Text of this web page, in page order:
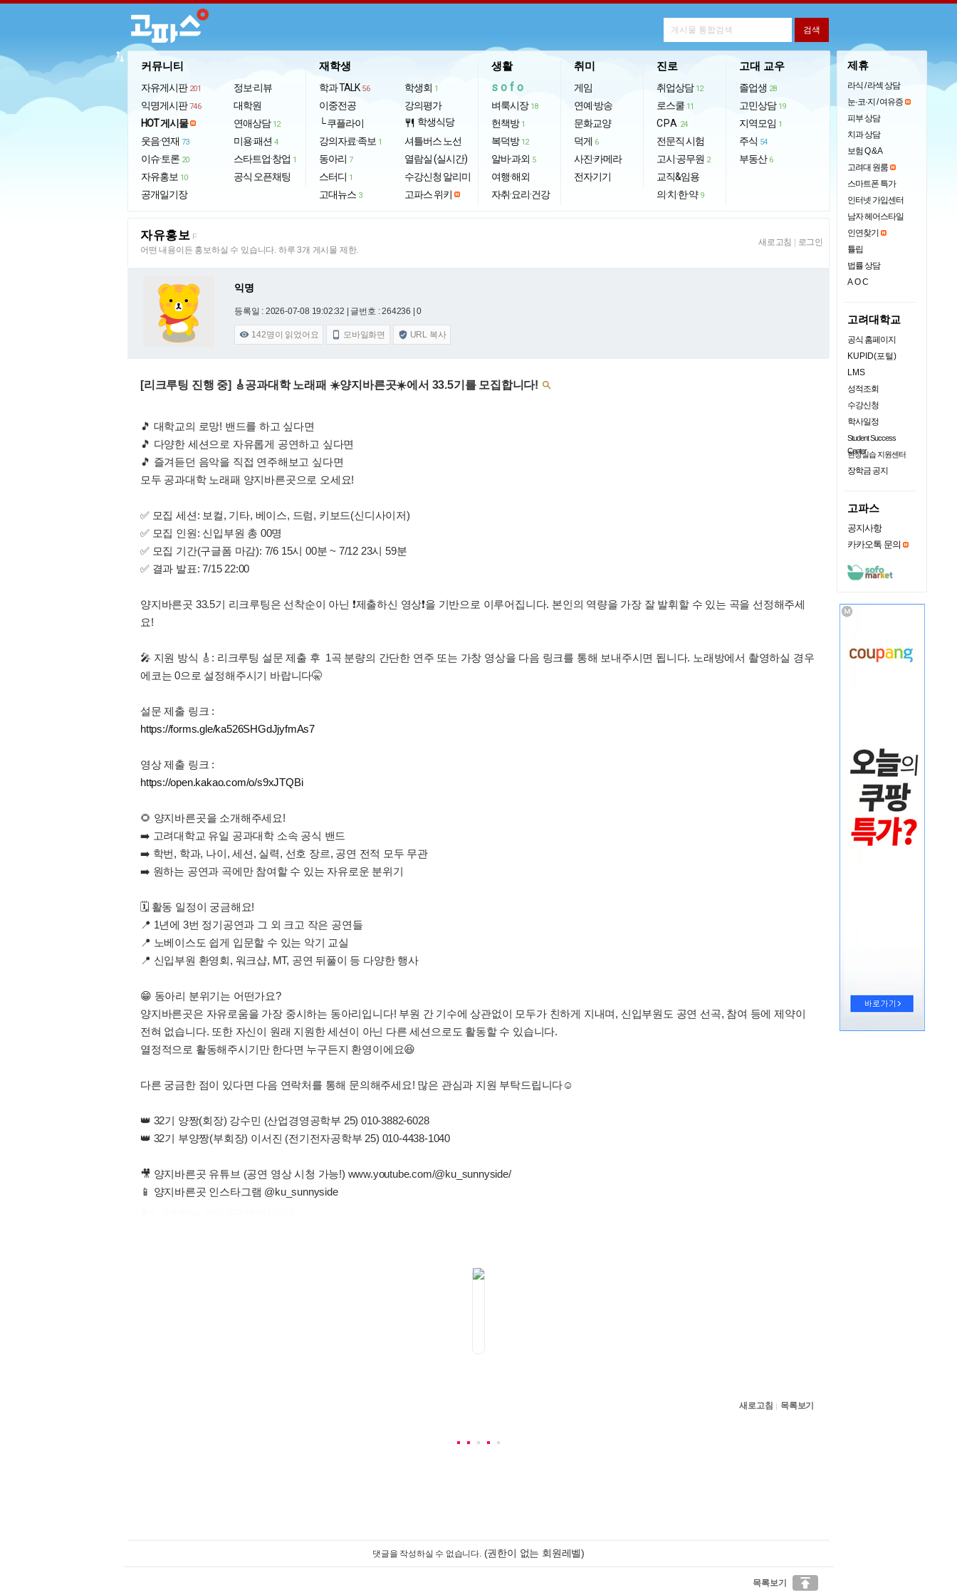
커뮤니티
자유게시판 201
익명게시판 746
HOT 게시물
웃음·연재 73
이슈·토론 20
자유홍보 10
공개일기장
정보·리뷰
대학원
연애상담 12
미용·패션 4
스타트업·창업 1
공식 오픈채팅
재학생
학과 TALK 56
이중전공
└ 쿠플라이
강의자료·족보 1
동아리 7
스터디 1
고대뉴스 3
학생회 1
강의평가
restaurant 학생식당
셔틀버스 노선
열람실 (실시간)
수강신청 알리미
고파스 위키
생활
sofo
벼룩시장 18
헌책방 1
복덕방 12
알바·과외 5
여행·해외
자취·요리·건강
취미
게임
연예·방송
문화교양
덕게 6
사진·카메라
전자기기
진로
취업상담 12
로스쿨 11
CPA 24
전문직 시험
고시·공무원 2
교직&임용
의·치·한·약 9
고대 교우
졸업생 28
고민상담 19
지역모임 1
주식 54
부동산 6
import_export
자유홍보 F
어떤 내용이든 홍보하실 수 있습니다. 하루 3개 게시물 제한.
새로고침 로그인
익명
등록일 : 2026-07-08 19:02:32 | 글번호 : 264236 | 0
 142명이 읽었어요  모바일화면  URL 복사
[리크루팅 진행 중] 🎸공과대학 노래패 ☀️양지바른곳☀️에서 33.5기를 모집합니다! 
🎵 대학교의 로망! 밴드를 하고 싶다면
🎵 다양한 세션으로 자유롭게 공연하고 싶다면
🎵 즐겨듣던 음악을 직접 연주해보고 싶다면
모두 공과대학 노래패 양지바른곳으로 오세요!
✅ 모집 세션: 보컬, 기타, 베이스, 드럼, 키보드(신디사이저)
✅ 모집 인원: 신입부원 총 00명
✅ 모집 기간(구글폼 마감): 7/6 15시 00분 ~ 7/12 23시 59분
✅ 결과 발표: 7/15 22:00
양지바른곳 33.5기 리크루팅은 선착순이 아닌 ❗제출하신 영상❗을 기반으로 이루어집니다. 본인의 역량을 가장 잘 발휘할 수 있는 곡을 선정해주세
요!
🎤 지원 방식 🎸: 리크루팅 설문 제출 후 1곡 분량의 간단한 연주 또는 가창 영상을 다음 링크를 통해 보내주시면 됩니다. 노래방에서 촬영하실 경우
에코는 0으로 설정해주시기 바랍니다🤫
설문 제출 링크 :
https://forms.gle/ka526SHGdJjyfmAs7
영상 제출 링크 :
https://open.kakao.com/o/s9xJTQBi
🌻 양지바른곳을 소개해주세요!
➡️ 고려대학교 유일 공과대학 소속 공식 밴드
➡️ 학번, 학과, 나이, 세션, 실력, 선호 장르, 공연 전적 모두 무관
➡️ 원하는 공연과 곡에만 참여할 수 있는 자유로운 분위기
🗓 활동 일정이 궁금해요!
📍 1년에 3번 정기공연과 그 외 크고 작은 공연들
📍 노베이스도 쉽게 입문할 수 있는 악기 교실
📍 신입부원 환영회, 워크샵, MT, 공연 뒤풀이 등 다양한 행사
😁 동아리 분위기는 어떤가요?
양지바른곳은 자유로움을 가장 중시하는 동아리입니다! 부원 간 기수에 상관없이 모두가 친하게 지내며, 신입부원도 공연 선곡, 참여 등에 제약이
전혀 없습니다. 또한 자신이 원래 지원한 세션이 아닌 다른 세션으로도 활동할 수 있습니다.
열정적으로 활동해주시기만 한다면 누구든지 환영이에요😆
다른 궁금한 점이 있다면 다음 연락처를 통해 문의해주세요! 많은 관심과 지원 부탁드립니다☺️
👑 32기 양짱(회장) 강수민 (산업경영공학부 25) 010-3882-6028
👑 32기 부양짱(부회장) 이서진 (전기전자공학부 25) 010-4438-1040
🎥 양지바른곳 유튜브 (공연 영상 시청 가능!) www.youtube.com/@ku_sunnyside/
📱 양지바른곳 인스타그램 @ku_sunnyside
새로고침 | 목록보기
댓글을 작성하실 수 없습니다. (권한이 없는 회원레벨)
목록보기 
제휴
라식 / 라섹 상담
눈·코·지 / 여유증
피부 상담
치과 상담
보험 Q & A
고려대 원룸
스마트폰 특가
인터넷 가입센터
남자 헤어스타일
인연찾기
튤립
법률 상담
AOC
고려대학교
공식 홈페이지
KUPID(포털)
LMS
성적조회
수강신청
학사일정
Student Success
Center
현장실습 지원센터
장학금 공지
고파스
공지사항
카카오톡 문의